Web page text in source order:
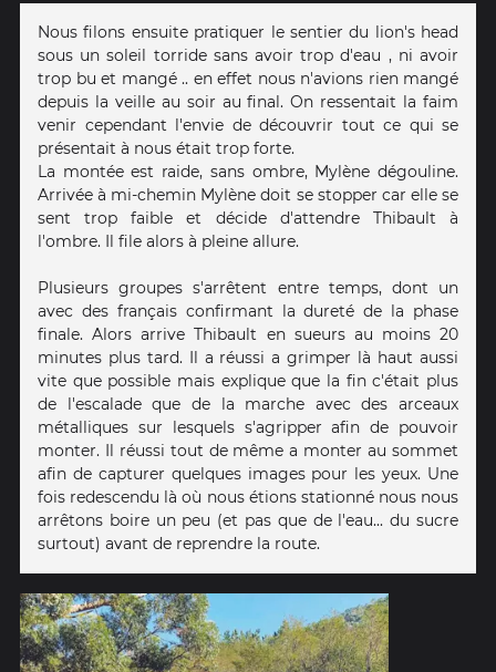
Nous filons ensuite pratiquer le sentier du lion's head
sous un soleil torride sans avoir trop d'eau , ni avoir
trop bu et mangé .. en effet nous n'avions rien mangé
depuis la veille au soir au final. On ressentait la faim
venir cependant l'envie de découvrir tout ce qui se
présentait à nous était trop forte.
La montée est raide, sans ombre, Mylène dégouline.
Arrivée à mi-chemin Mylène doit se stopper car elle se
sent trop faible et décide d'attendre Thibault à
l'ombre. Il file alors à pleine allure.
Plusieurs groupes s'arrêtent entre temps, dont un
avec des français confirmant la dureté de la phase
finale. Alors arrive Thibault en sueurs au moins 20
minutes plus tard. Il a réussi a grimper là haut aussi
vite que possible mais explique que la fin c'était plus
de l'escalade que de la marche avec des arceaux
métalliques sur lesquels s'agripper afin de pouvoir
monter. Il réussi tout de même a monter au sommet
afin de capturer quelques images pour les yeux. Une
fois redescendu là où nous étions stationné nous nous
arrêtons boire un peu (et pas que de l'eau... du sucre
surtout) avant de reprendre la route.